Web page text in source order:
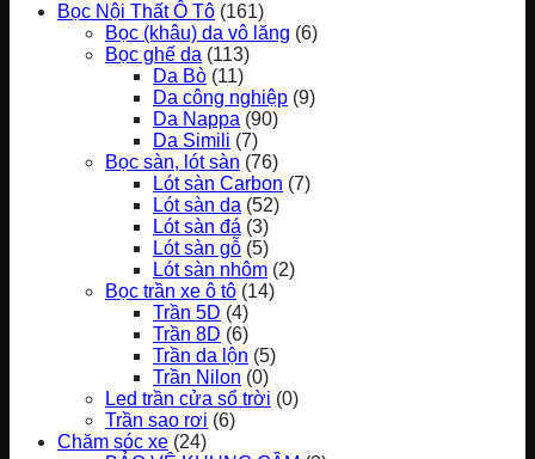
Bọc Nội Thất Ô Tô (161)
Bọc (khâu) da vô lăng (6)
Bọc ghế da (113)
Da Bò (11)
Da công nghiệp (9)
Da Nappa (90)
Da Simili (7)
Bọc sàn, lót sàn (76)
Lót sàn Carbon (7)
Lót sàn da (52)
Lót sàn đá (3)
Lót sàn gỗ (5)
Lót sàn nhôm (2)
Bọc trần xe ô tô (14)
Trần 5D (4)
Trần 8D (6)
Trần da lộn (5)
Trần Nilon (0)
Led trần cửa sổ trời (0)
Trần sao rơi (6)
Chăm sóc xe (24)